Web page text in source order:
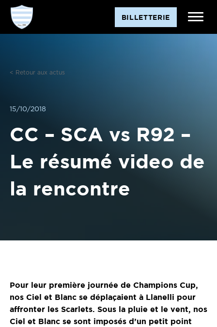
Aller
contenu
BILLETTERIE
< Retour aux actus
15/10/2018
CC – SCA vs R92 –
Le résumé video de
la rencontre
Pour leur première journée de Champions Cup,
nos Ciel et Blanc se déplaçaient à Llanelli pour
affronter les Scarlets. Sous la pluie et le vent, nos
Ciel et Blanc se sont imposés d’un petit point